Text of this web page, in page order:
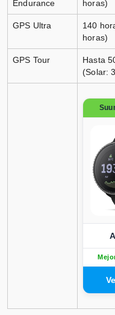
Vendido
Vendido
📦 3-5
Vendido
📦 3-5 días
Endurance
horas)
GPS Ultra
140
horas)
GPS Tour
Hasta
(Solar: